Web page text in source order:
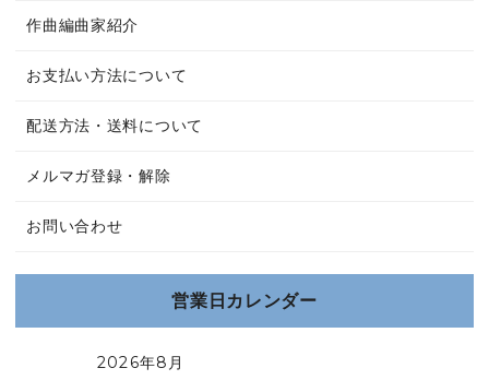
作曲編曲家紹介
お支払い方法について
配送方法・送料について
メルマガ登録・解除
お問い合わせ
営業日カレンダー
2026年8月